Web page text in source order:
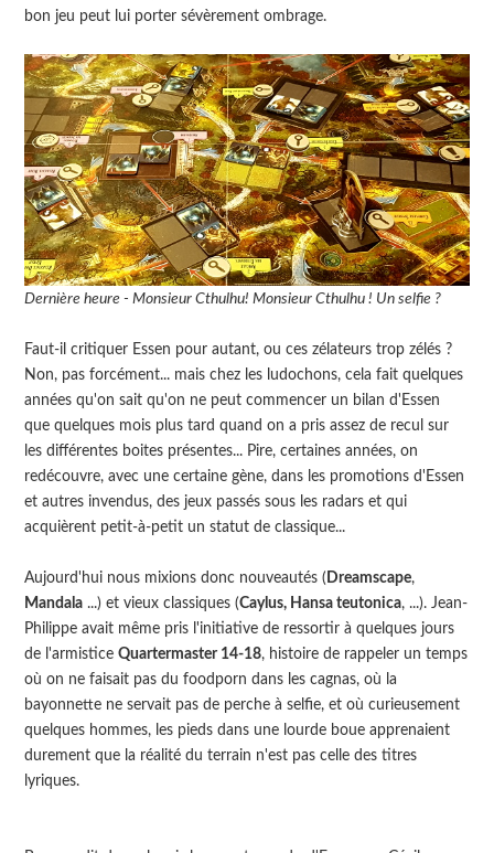
bon jeu peut lui porter sévèrement ombrage.
Dernière heure - Monsieur Cthulhu! Monsieur Cthulhu ! Un selfie ?
Faut-il critiquer Essen pour autant, ou ces zélateurs trop zélés ?
Non, pas forcément... mais chez les ludochons, cela fait quelques
années qu'on sait qu'on ne peut commencer un bilan d'Essen
que quelques mois plus tard quand on a pris assez de recul sur
les différentes boites présentes... Pire, certaines années, on
redécouvre, avec une certaine gène, dans les promotions d'Essen
et autres invendus, des jeux passés sous les radars et qui
acquièrent petit-à-petit un statut de classique...
Aujourd'hui nous mixions donc nouveautés ( Dreamscape,
Mandala ...) et vieux classiques (Caylus, Hansa teutonica, ...). Jean-
Philippe avait même pris l'initiative de ressortir à quelques jours
de l'armisticeQuartermaster 14-18, histoire de rappeler un temps
où on ne faisait pas du foodporn dans les cagnas, où la
bayonnette ne servait pas de perche à selfie, et où curieusement
quelques hommes, les pieds dans une lourde boue apprenaient
durement que la réalité du terrain n'est pas celle des titres
lyriques.